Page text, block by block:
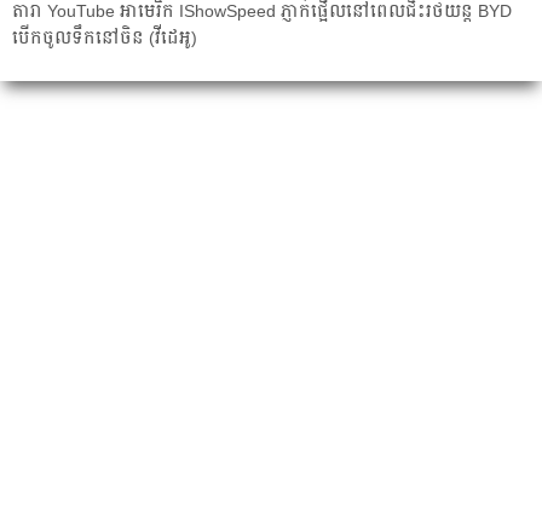
តារា YouTube អាមេរិក IShowSpeed ភ្ញាក់ផ្អើលនៅពេលជិះរថយន្ត BYD
បើកចូលទឹកនៅចិន (វីដេអូ)